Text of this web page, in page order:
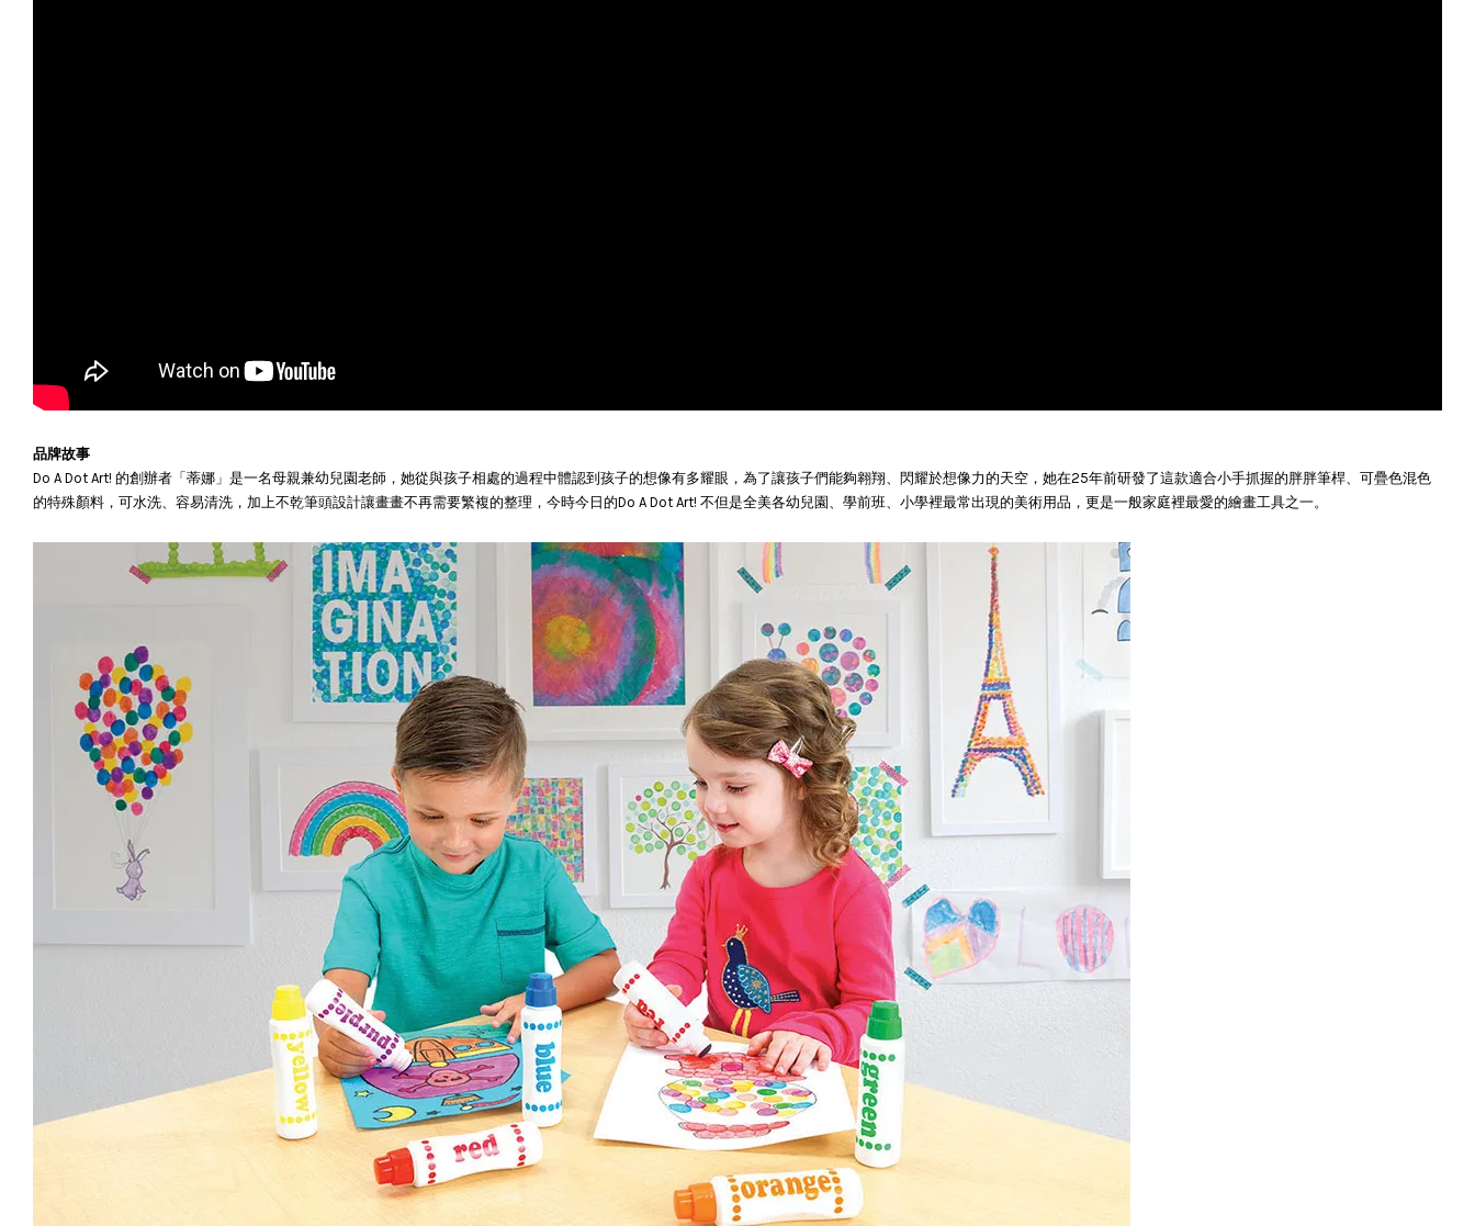
品牌故事
Do A Dot Art! 的創辦者「蒂娜」是一名母親兼幼兒園老師，她從與孩子相處的過程中體認到孩子的想像有多耀眼，為了讓孩子們能夠翱翔、閃耀於想像力的天空，她在25年前研發了這款適合小手抓握的胖胖筆桿、可疊色混色
的特殊顏料，可水洗、容易清洗，加上不乾筆頭設計讓畫畫不再需要繁複的整理，今時今日的Do A Dot Art! 不但是全美各幼兒園、學前班、小學裡最常出現的美術用品，更是一般家庭裡最愛的繪畫工具之一。